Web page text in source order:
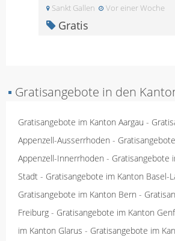
Sankt Gallen Vor einer Woche
Gratis
▪ Gratisangebote in den
Gratisangebote im Kanton Aargau -
Appenzell-Ausserrhoden -
Appenzell-Innerrhoden - Gratisangebote
Stadt - Gratisangebote im Kanton Basel-
Gratisangebote im Kanton Bern -
Freiburg - Gratisangebote im Kanton Genf
im Kanton Glarus - Gratisangebote im